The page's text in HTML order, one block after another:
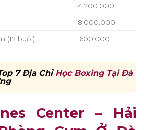
4.200.000
8.000.000
(12 buổi) .600.000
7 Địa Chỉ Học Boxing Tại Đà
Center – Hải